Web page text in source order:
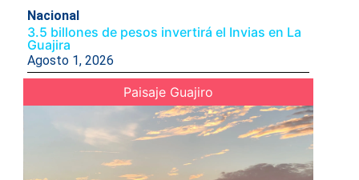
Nacional
3.5 billones de pesos invertirá el Invias en La
Guajira
Agosto 1, 2026
Paisaje Guajiro